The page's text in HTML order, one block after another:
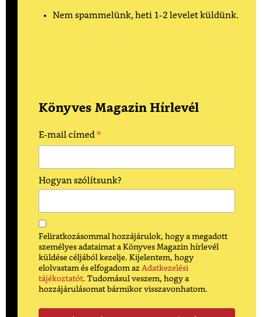
Nem spammelünk, heti 1-2 levelet küldünk.
Könyves Magazin Hírlevél
E-mail címed *
Hogyan szólítsunk?
Feliratkozásommal hozzájárulok, hogy a megadott
személyes adataimat a Könyves Magazin hírlevél
küldése céljából kezelje. Kijelentem, hogy
elolvastam és elfogadom az Adatkezelési
tájékoztatót. Tudomásul veszem, hogy a
hozzájárulásomat bármikor visszavonhatom.